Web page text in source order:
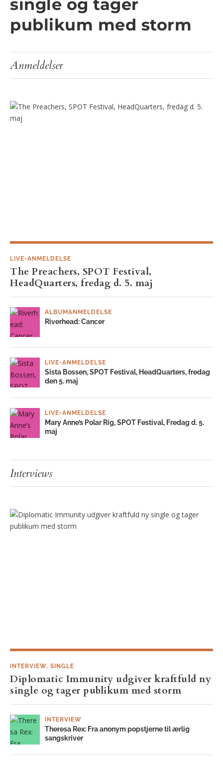
single og tager
publikum med storm
Anmeldelser
LIVE-ANMELDELSE
The Preachers, SPOT Festival,
HeadQuarters, fredag d. 5. maj
ALBUMANMELDELSE
Riverhead: Cancer
LIVE-ANMELDELSE
Sista Bossen, SPOT Festival, HeadQuarters, fredag
den 5. maj
LIVE-ANMELDELSE
Mary Anne’s Polar Rig, SPOT Festival, Fredag d. 5.
maj
Interviews
INTERVIEW, SINGLE
Diplomatic Immunity udgiver kraftfuld ny
single og tager publikum med storm
INTERVIEW
Theresa Rex: Fra anonym popstjerne til ærlig
sangskriver